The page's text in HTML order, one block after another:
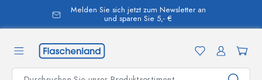
springen
Melden Sie sich jetzt zum Newsletter an
und sparen Sie 5,- €